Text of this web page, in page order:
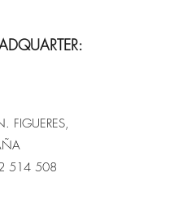
FIGUERES,
514 508